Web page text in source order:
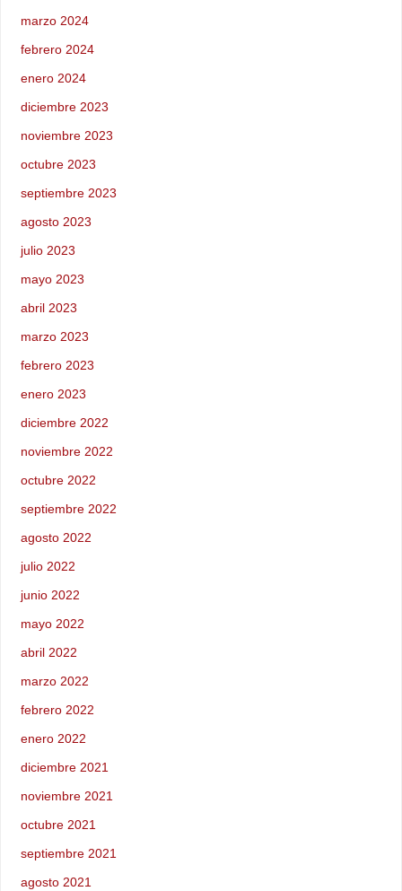
marzo 2024
febrero 2024
enero 2024
diciembre 2023
noviembre 2023
octubre 2023
septiembre 2023
agosto 2023
julio 2023
mayo 2023
abril 2023
marzo 2023
febrero 2023
enero 2023
diciembre 2022
noviembre 2022
octubre 2022
septiembre 2022
agosto 2022
julio 2022
junio 2022
mayo 2022
abril 2022
marzo 2022
febrero 2022
enero 2022
diciembre 2021
noviembre 2021
octubre 2021
septiembre 2021
agosto 2021